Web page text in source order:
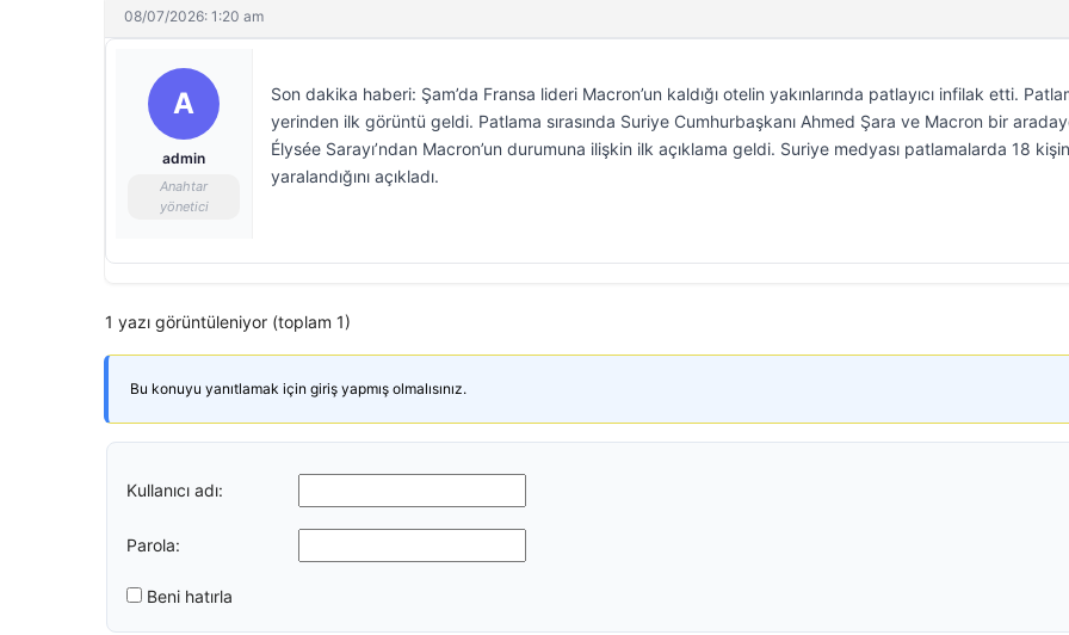
08/07/2026: 1:20 am
A
admin
Anahtar
yönetici
Son dakika haberi: Şam’da Fransa lideri Macron’un kaldığı otelin yakınlarında patlayıcı infilak etti.
yerinden ilk görüntü geldi. Patlama sırasında Suriye Cumhurbaşkanı Ahmed Şara ve Macron bir
Élysée Sarayı’ndan Macron’un durumuna ilişkin ilk açıklama geldi. Suriye medyası patlamalarda 18
yaralandığını açıkladı.
1 yazı görüntüleniyor (toplam 1)
Bu konuyu yanıtlamak için giriş yapmış olmalısınız.
Kullanıcı adı:
Parola:
Beni hatırla